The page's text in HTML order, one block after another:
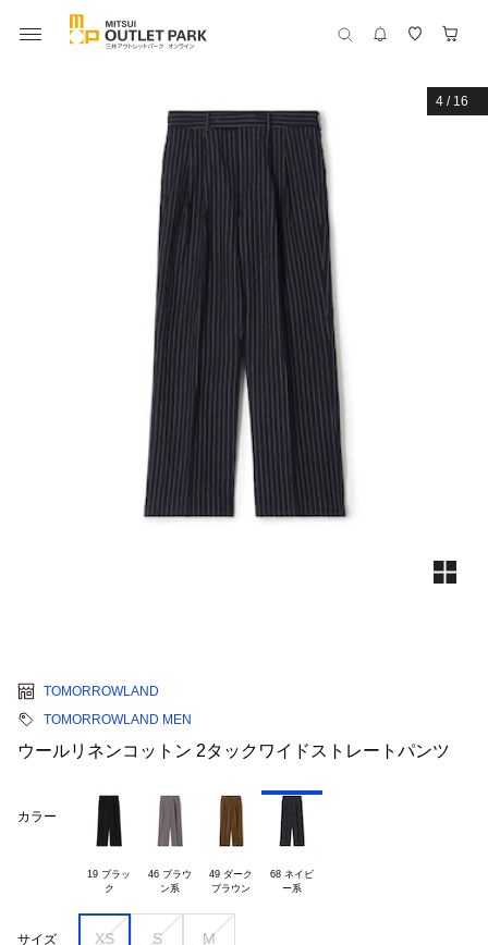
4 / 16
TOMORROWLAND
TOMORROWLAND MEN
ウールリネンコットン 2タックワイドストレートパンツ
カラー
19 ブラッ
46 ブラウ
49 ダーク
68 ネイビ
サイズ XS S M